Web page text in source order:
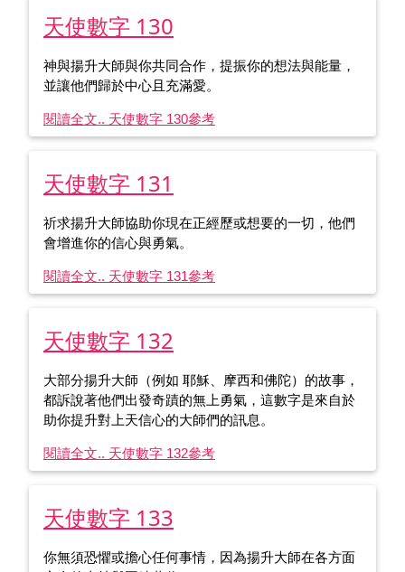
天使數字 130
神與揚升大師與你共同合作，提振你的想法與能量，
並讓他們歸於中心且充滿愛。
閱讀全文.. 天使數字 130參考
天使數字 131
祈求揚升大師協助你現在正經歷或想要的一切，他們
會增進你的信心與勇氣。
閱讀全文.. 天使數字 131參考
天使數字 132
大部分揚升大師（例如 耶穌、摩西和佛陀）的故事，
都訴說著他們出發奇蹟的無上勇氣，這數字是來自於
助你提升對上天信心的大師們的訊息。
閱讀全文.. 天使數字 132參考
天使數字 133
你無須恐懼或擔心任何事情，因為揚升大師在各方面